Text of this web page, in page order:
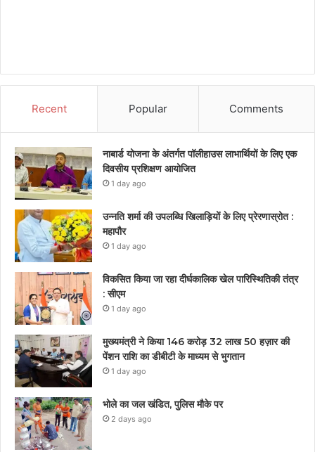
Recent Popular Comments
नाबार्ड योजना के अंतर्गत पॉलीहाउस लाभार्थियों के लिए एक
दिवसीय प्रशिक्षण आयोजित
1 day ago
उन्नति शर्मा की उपलब्धि खिलाड़ियों के लिए प्रेरणास्रोत :
महापौर
1 day ago
विकसित किया जा रहा दीर्घकालिक खेल पारिस्थितिकी तंत्र
: सीएम
1 day ago
मुख्यमंत्री ने किया 146 करोड़ 32 लाख 50 हज़ार की
पेंशन राशि का डीबीटी के माध्यम से भुगतान
1 day ago
भोले का जल खंडित, पुलिस मौके पर
2 days ago